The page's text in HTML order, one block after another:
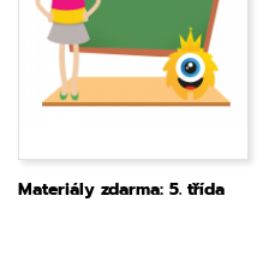
Materiály zdarma: 5. třída